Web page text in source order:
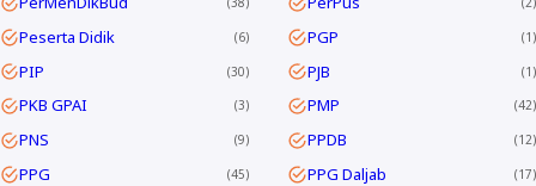
Peserta Didik 6 PGP 1
PIP 30 PJB 1
PKB GPAI 3 PMP 42
PNS 9 PPDB 12
PPG 45 PPG Daljab 17